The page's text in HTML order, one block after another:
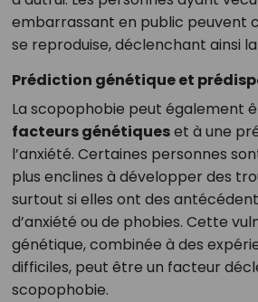
embarrassant en public peuvent
se reproduise, déclenchant ainsi
Prédiction génétique et
La scopophobie peut également
facteurs génétiqueset à une
l’anxiété. Certaines personnes
plus enclines à développer des
surtout si elles ont des
d’anxiété ou de phobies. Cette
génétique, combinée à des
difficiles, peut être un facteur
scopophobie.